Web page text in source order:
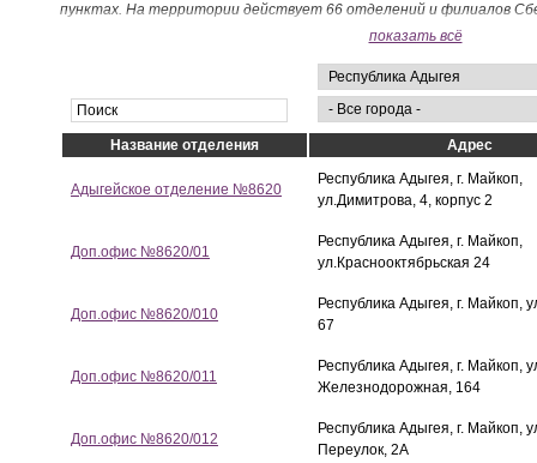
пунктах. На территории действует 66 отделений и филиалов
показать всё
Название отделения Адрес
Адыгейское отделение №8620
Республика Адыгея, г. Майкоп,
ул.Димитрова, 4, корпус 2
Доп.офис №8620/01
Республика Адыгея, г. Майкоп,
ул.Краснооктябрьская 24
Доп.офис №8620/010
Республика Адыгея, г. Майкоп,
67
Доп.офис №8620/011
Республика Адыгея, г. Майкоп,
Железнодорожная, 164
Доп.офис №8620/012
Республика Адыгея, г. Майкоп,
Переулок, 2А